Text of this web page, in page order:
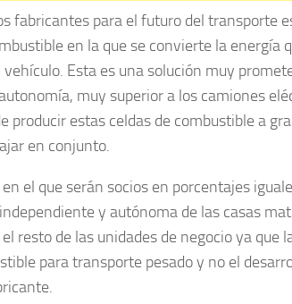
fabricantes para el futuro del transporte
en la que se convierte la energía
Esta es una solución muy
muy superior a los camiones
estas celdas de combustible a
en conjunto.
el que serán socios en porcentajes
y autónoma de las casas
resto de las unidades de negocio ya que
para transporte pesado y no el